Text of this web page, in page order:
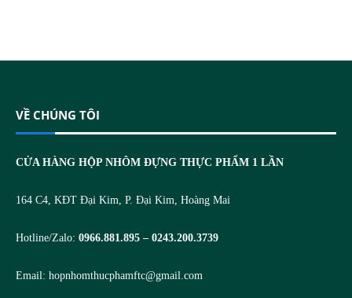
VỀ CHÚNG TÔI
CỬA HÀNG HỘP NHÔM ĐỰNG THỰC PHẨM 1 LẦN
164 C4, KĐT Đại Kim, P. Đại Kim, Hoàng Mai
Hotline/Zalo: 0966.881.895 – 0243.200.3739
Email: hopnhomthucphamftc@gmail.com